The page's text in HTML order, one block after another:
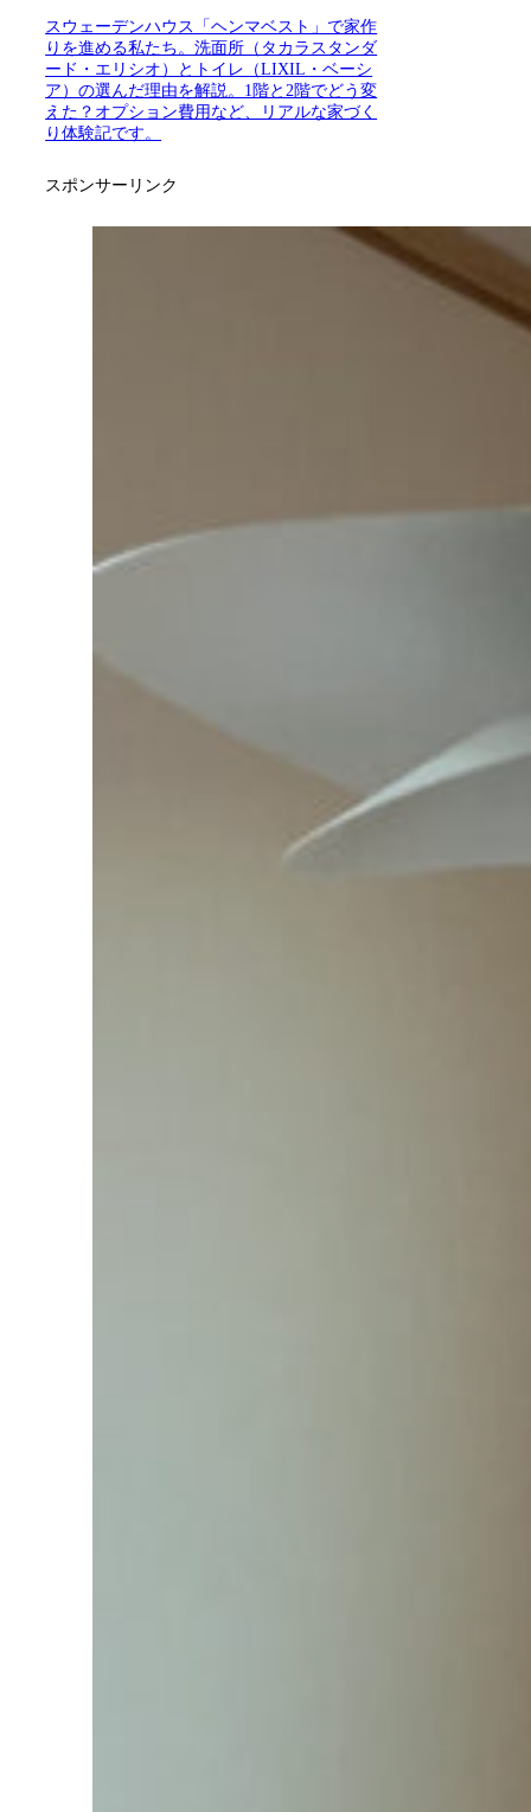
スウェーデンハウス「ヘンマベスト」で家作
りを進める私たち。洗面所（タカラスタンダ
ード・エリシオ）とトイレ（LIXIL・ベーシ
ア）の選んだ理由を解説。1階と2階でどう変
えた？オプション費用など、リアルな家づく
り体験記です。
スポンサーリンク